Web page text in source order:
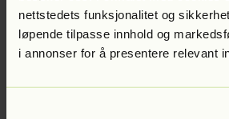
nettstedets funksjonalitet og
løpende tilpasse innhold og
i annonser for å presentere relevant